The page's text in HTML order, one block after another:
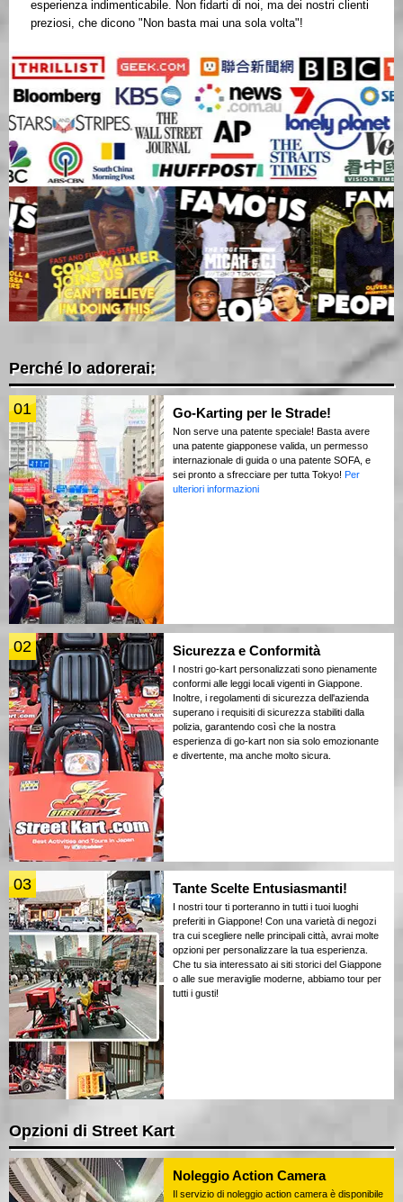
esperienza indimenticabile. Non fidarti di noi, ma dei nostri clienti
preziosi, che dicono "Non basta mai una sola volta"!
Perché lo adorerai:
01 Go-Karting per le Strade!
Non serve una patente speciale! Basta avere
una patente giapponese valida, un permesso
internazionale di guida o una patente SOFA, e
sei pronto a sfrecciare per tutta Tokyo! Per
ulteriori informazioni
02 Sicurezza e Conformità
I nostri go-kart personalizzati sono pienamente
conformi alle leggi locali vigenti in Giappone.
Inoltre, i regolamenti di sicurezza dell'azienda
superano i requisiti di sicurezza stabiliti dalla
polizia, garantendo così che la nostra
esperienza di go-kart non sia solo emozionante
e divertente, ma anche molto sicura.
03 Tante Scelte Entusiasmanti!
I nostri tour ti porteranno in tutti i tuoi luoghi
preferiti in Giappone! Con una varietà di negozi
tra cui scegliere nelle principali città, avrai molte
opzioni per personalizzare la tua esperienza.
Che tu sia interessato ai siti storici del Giappone
o alle sue meraviglie moderne, abbiamo tour per
tutti i gusti!
Opzioni di Street Kart
Noleggio Action Camera
Il servizio di noleggio action camera è disponibile